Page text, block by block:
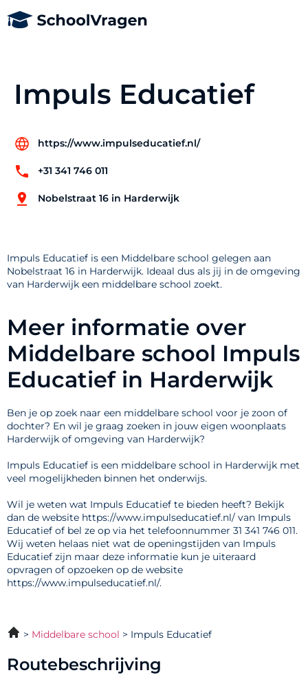
Impuls Educatief
https://www.impulseducatief.nl/
+31 341 746 011
Nobelstraat 16 in Harderwijk
Impuls Educatief is een Middelbare school gelegen aan
Nobelstraat 16 in Harderwijk. Ideaal dus als jij in de omgeving
van Harderwijk een middelbare school zoekt.
Meer informatie over
Middelbare school Impuls
Educatief in Harderwijk
Ben je op zoek naar een middelbare school voor je zoon of
dochter? En wil je graag zoeken in jouw eigen woonplaats
Harderwijk of omgeving van Harderwijk?
Impuls Educatief is een middelbare school in Harderwijk met
veel mogelijkheden binnen het onderwijs.
Wil je weten wat Impuls Educatief te bieden heeft? Bekijk
dan de website https://www.impulseducatief.nl/ van Impuls
Educatief of bel ze op via het telefoonnummer 31 341 746 011.
Wij weten helaas niet wat de openingstijden van Impuls
Educatief zijn maar deze informatie kun je uiteraard
opvragen of opzoeken op de website
https://www.impulseducatief.nl/.
Middelbare school Impuls Educatief
Routebeschrijving